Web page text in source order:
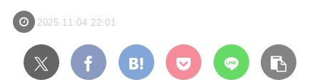
2025.11.04 22:01